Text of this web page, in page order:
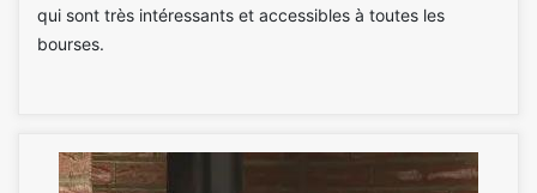
qui sont très intéressants et accessibles à toutes les
bourses.